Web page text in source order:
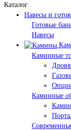
Каталог
Навесы и
Готовые
Навесы
Каминные
Каминные